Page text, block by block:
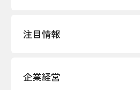
注目情報
企業経営